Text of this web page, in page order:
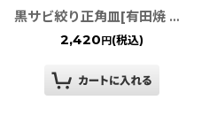
黒サビ絞り正角皿[有田焼 金善窯]
2,420 円(税込)